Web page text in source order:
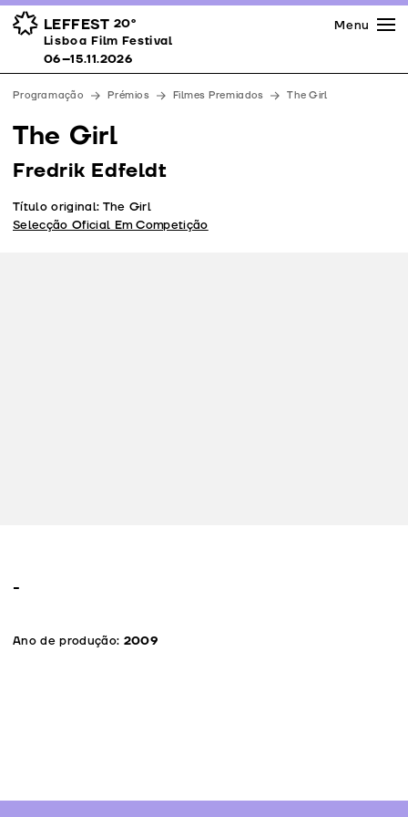
LEFFEST 20º
Lisboa Film Festival 06–15.11.2026
Prémios
Espaços
Apoios
Equipa
Downloads
Contactos
Menu
Lisboa Film Festival
06–15.11.2026
Programação Prémios Filmes Premiados The Girl
The Girl
Fredrik Edfeldt
Título original: The Girl
Selecção Oficial Em Competição
-
Ano de produção: 2009